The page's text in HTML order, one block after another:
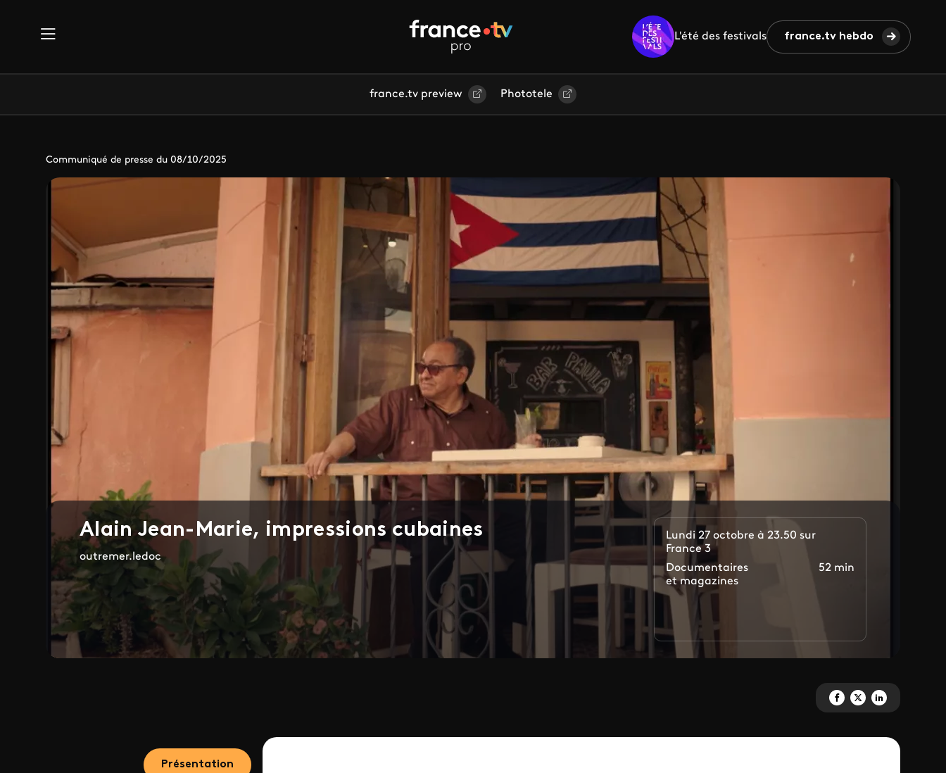
L'été des festivals france.tv hebdo
france.tv preview Phototele
Communiqué de presse du 08/10/2025
Alain Jean-Marie, impressions cubaines
outremer.ledoc
Lundi 27 octobre à 23.50 sur
France 3
Documentaires
et magazines
52 min
Partagez 'Alain Jean-Marie,
Partagez 'Alain Jean-
Partagez 'Alain
Présentation